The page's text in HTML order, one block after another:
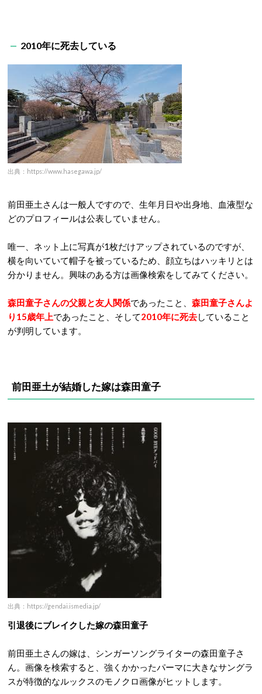
2010年に死去している
出典：https://www.hasegawa.jp/
前田亜土さんは一般人ですので、生年月日や出身地、血液型な
どのプロフィールは公表していません。
唯一、ネット上に写真が1枚だけアップされているのですが、
横を向いていて帽子を被っているため、顔立ちはハッキリとは
分かりません。興味のある方は画像検索をしてみてください。
森田童子さんの父親と友人関係であったこと、 森田童子さんよ
り15歳年上であったこと、そして2010年に死去していること
が判明しています。
前田亜土が結婚した嫁は森田童子
出典：https://gendai.ismedia.jp/
引退後にブレイクした嫁の森田童子
前田亜土さんの嫁は、シンガーソングライターの森田童子さ
ん。画像を検索すると、強くかかったパーマに大きなサングラ
スが特徴的なルックスのモノクロ画像がヒットします。